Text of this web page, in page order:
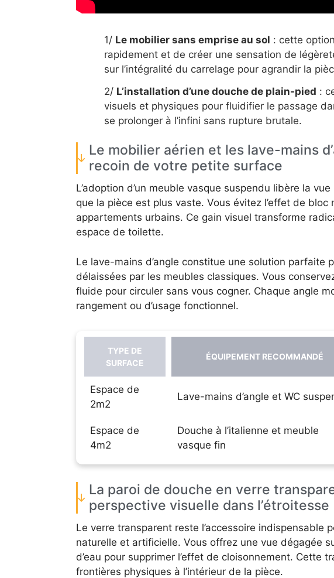
1/ Le mobilier sans emprise au sol : cette
rapidement et de créer une sensation de
sur l’intégralité du carrelage pour agrandir la
2/ L’installation d’une douche de plain-pied :
visuels et physiques pour fluidifier le passage
se prolonger à l’infini sans rupture brutale.
Le mobilier aérien et les lave-mains
recoin de votre petite surface
L’adoption d’un meuble vasque suspendu libère la
que la pièce est plus vaste. Vous évitez l’effet de
appartements urbains. Ce gain visuel transforme
espace de toilette.
Le lave-mains d’angle constitue une solution parfaite
délaissées par les meubles classiques. Vous
fluide pour circuler sans vous cogner. Chaque angle
rangement ou d’usage fonctionnel.
TYPE DE
SURFACE
ÉQUIPEMENT RECOMMANDÉ
Espace de
2m2
Lave-mains d’angle et WC
Espace de
4m2
Douche à l’italienne et meuble
vasque fin
La paroi de douche en verre
perspective visuelle dans l’étroitesse
Le verre transparent reste l’accessoire indispensable
naturelle et artificielle. Vous offrez une vue dégagée
d’eau pour supprimer l’effet de cloisonnement. Cette
frontières physiques à l’intérieur de la pièce.